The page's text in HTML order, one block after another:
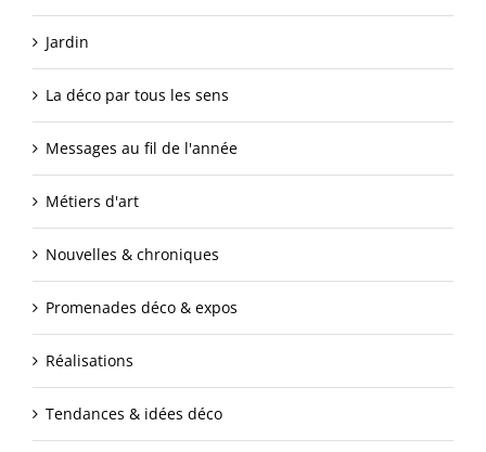
Jardin
La déco par tous les sens
Messages au fil de l'année
Métiers d'art
Nouvelles & chroniques
Promenades déco & expos
Réalisations
Tendances & idées déco